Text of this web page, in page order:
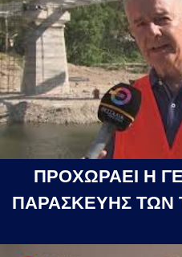
ΠΡΟΧΩΡΑΕΙ Η
ΠΑΡΑΣΚΕΥΗΣ ΤΩΝ